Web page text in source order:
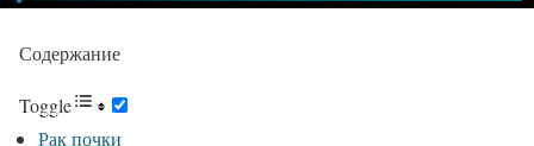
Содержание
Toggle
Рак почки